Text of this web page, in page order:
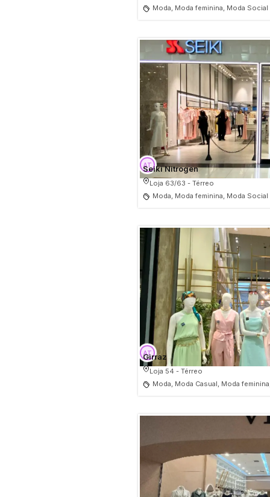
Moda, Moda feminina, Moda Social
Seiki Nitrogen
Loja 63/63 - Térreo
Moda, Moda feminina, Moda Social
Girraz
Loja 54 - Térreo
Moda, Moda Casual, Moda